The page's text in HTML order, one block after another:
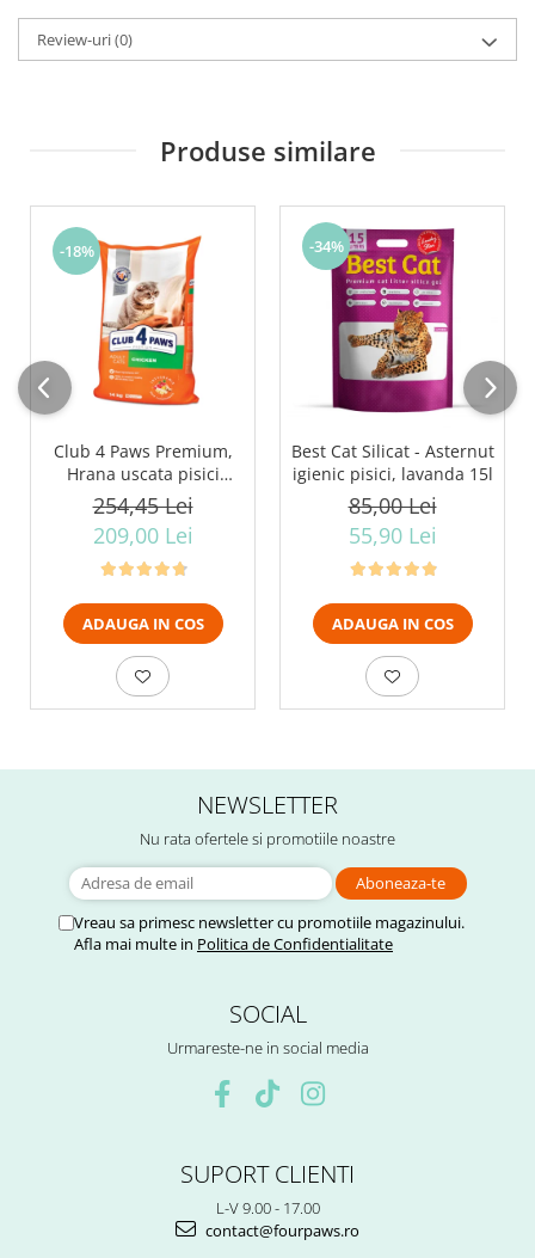
Review-uri(0)
Produse similare
-18%
Club 4 Paws Premium,
Hrana uscata pisici
adulte, cu Pui 14kg
254,45 Lei
209,00 Lei
ADAUGA IN COS
-34%
Best Cat Silicat - Asternut
igienic pisici, lavanda 15l
85,00 Lei
55,90 Lei
ADAUGA IN COS
NEWSLETTER
Nu rata ofertele si promotiile noastre
Vreau sa primesc newsletter cu promotiile magazinului.
Afla mai multe in Politica de Confidentialitate
SOCIAL
Urmareste-ne in social media
SUPORT CLIENTI
L-V 9.00 - 17.00
contact@fourpaws.ro